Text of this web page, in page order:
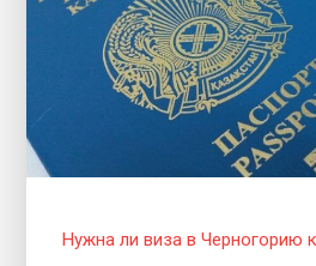
Нужна ли виза в Черногорию